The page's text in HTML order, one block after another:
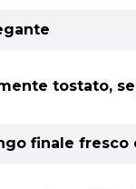
tostato,
finale fresco